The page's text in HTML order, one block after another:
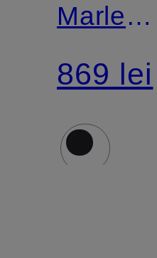
Marlene
GRACE
869 lei